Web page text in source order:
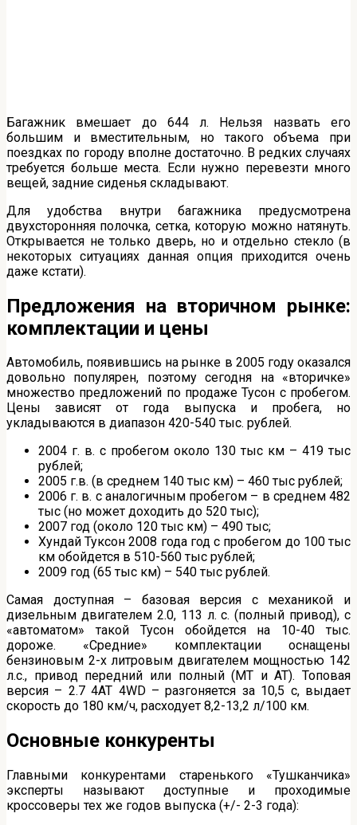
Багажник вмешает до 644 л. Нельзя назвать его
большим и вместительным, но такого объема при
поездках по городу вполне достаточно. В редких случаях
требуется больше места. Если нужно перевезти много
вещей, задние сиденья складывают.
Для удобства внутри багажника предусмотрена
двухсторонняя полочка, сетка, которую можно натянуть.
Открывается не только дверь, но и отдельно стекло (в
некоторых ситуациях данная опция приходится очень
даже кстати).
Предложения на вторичном рынке:
комплектации и цены
Автомобиль, появившись на рынке в 2005 году оказался
довольно популярен, поэтому сегодня на «вторичке»
множество предложений по продаже Тусон с пробегом.
Цены зависят от года выпуска и пробега, но
укладываются в диапазон 420-540 тыс. рублей.
2004 г. в. с пробегом около 130 тыс км – 419 тыс
рублей;
2005 г.в. (в среднем 140 тыс км) – 460 тыс рублей;
2006 г. в. с аналогичным пробегом – в среднем 482
тыс (но может доходить до 520 тыс);
2007 год (около 120 тыс км) – 490 тыс;
Хундай Туксон 2008 года год с пробегом до 100 тыс
км обойдется в 510-560 тыс рублей;
2009 год (65 тыс км) – 540 тыс рублей.
Самая доступная – базовая версия с механикой и
дизельным двигателем 2.0, 113 л. с. (полный привод), с
«автоматом» такой Тусон обойдется на 10-40 тыс.
дороже. «Средние» комплектации оснащены
бензиновым 2-х литровым двигателем мощностью 142
л.с., привод передний или полный (МТ и АТ). Топовая
версия – 2.7 4АТ 4WD – разгоняется за 10,5 с, выдает
скорость до 180 км/ч, расходует 8,2-13,2 л/100 км.
Основные конкуренты
Главными конкурентами старенького «Тушканчика»
эксперты называют доступные и проходимые
кроссоверы тех же годов выпуска (+/- 2-3 года):